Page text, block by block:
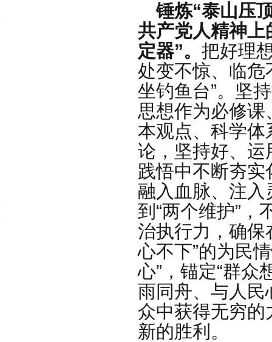
锤炼“泰山压
共产党人精神上
定器”。 把好理
处变不惊、临危
坐钓鱼台”。坚
思想作为必修
本观点、科学体
论，坚持好、运
践悟中不断夯
融入血脉、注入
到“两个维护”，
治执行力，确保
心不下”的为民
心”，锚定“群众
雨同舟、与人民
众中获得无穷的
新的胜利。